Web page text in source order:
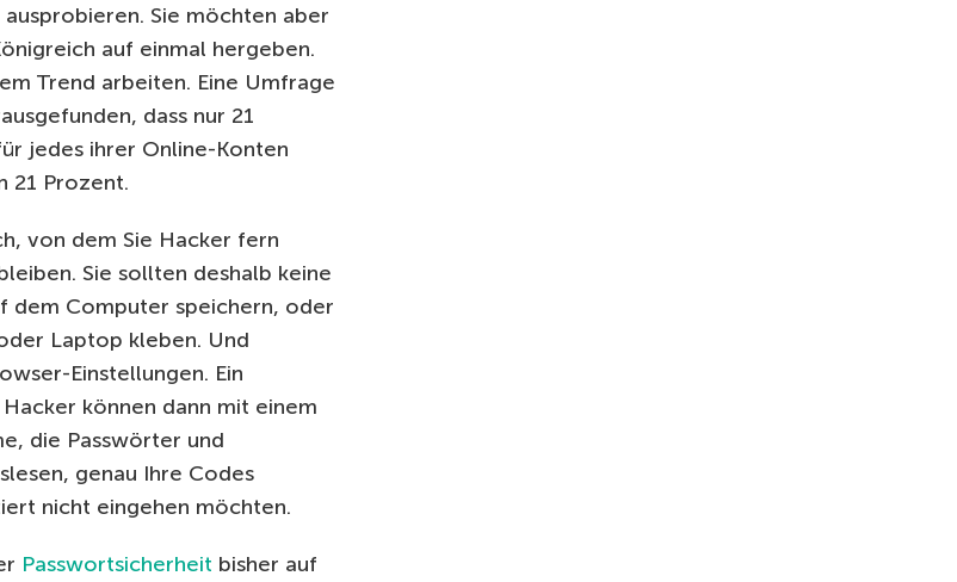
Sie möchten aber
auf einmal hergeben.
Trend arbeiten. Eine Umfrage
dass nur 21
jedes ihrer Online-Konten
21 Prozent.
von dem Sie Hacker fern
Sie sollten deshalb keine
dem Computer speichern, oder
Laptop kleben. Und
Einstellungen. Ein
können dann mit einem
die Passwörter und
genau Ihre Codes
nicht eingehen möchten.
Passwortsicherheit bisher auf